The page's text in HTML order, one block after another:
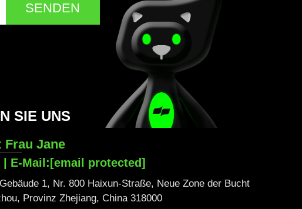
SENDEN
SIE UNS
Frau Jane
| E-Mail: [email protected]
1, Nr. 800 Haixun-Straße, Neue Zone der Bucht
Provinz Zhejiang, China 318000